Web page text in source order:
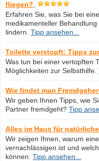
fliegen?
Erfahren Sie, was Sie bei
medikamenteller
lindern. Tipp ansehen...
Toilette verstopft: Tipps
Was tun bei einer vertopften
Möglichkeiten zur Selbsthilfe.
Wie findet man
Wir geben Ihnen Tipps, wie
Partner fremdgeht? Tipp
Alles im Haus für
Wir zeigen Ihnen, warum
vernachlässigen ist und
können. Tipp ansehen...